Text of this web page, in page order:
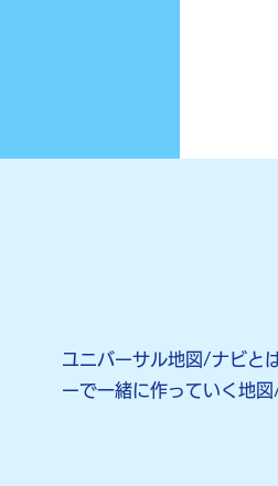
ユニバーサル地図/ナビと
ーで一緒に作っていく地図